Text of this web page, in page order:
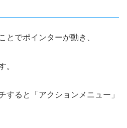
とでポインターが動き、
。
すると「アクションメニュー」